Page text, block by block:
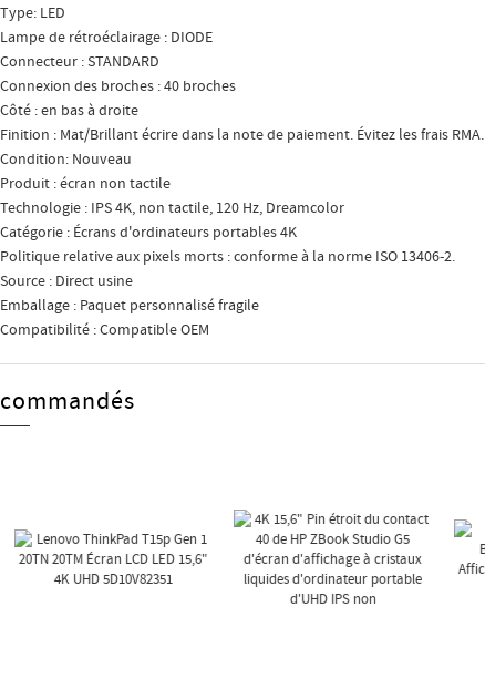
Type: LED
Lampe de rétroéclairage : DIODE
Connecteur : STANDARD
Connexion des broches : 40 broches
Côté : en bas à droite
Finition : Mat/Brillant écrire dans la note de paiement. Évitez les frais RMA.
Condition: Nouveau
Produit : écran non tactile
Technologie : IPS 4K, non tactile, 120 Hz, Dreamcolor
Catégorie : Écrans d'ordinateurs portables 4K
Politique relative aux pixels morts : conforme à la norme ISO 13406-2.
Source : Direct usine
Emballage : Paquet personnalisé fragile
Compatibilité : Compatible OEM